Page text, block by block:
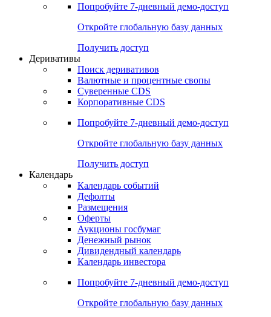
Попробуйте 7-дневный демо-доступ
Откройте глобальную базу данных
Получить доступ
Деривативы
Поиск деривативов
Валютные и процентные свопы
Суверенные CDS
Корпоративные CDS
Попробуйте 7-дневный демо-доступ
Откройте глобальную базу данных
Получить доступ
Календарь
Календарь событий
Дефолты
Размещения
Оферты
Аукционы госбумаг
Денежный рынок
Дивидендный календарь
Календарь инвестора
Попробуйте 7-дневный демо-доступ
Откройте глобальную базу данных